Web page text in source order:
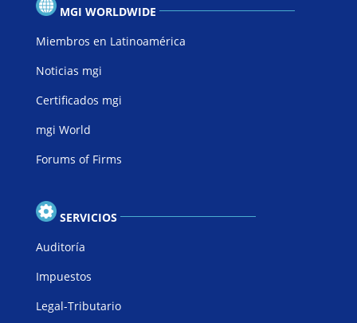
MGI WORLDWIDE
Miembros en Latinoamérica
Noticias mgi
Certificados mgi
mgi World
Forums of Firms
SERVICIOS
Auditoría
Impuestos
Legal-Tributario